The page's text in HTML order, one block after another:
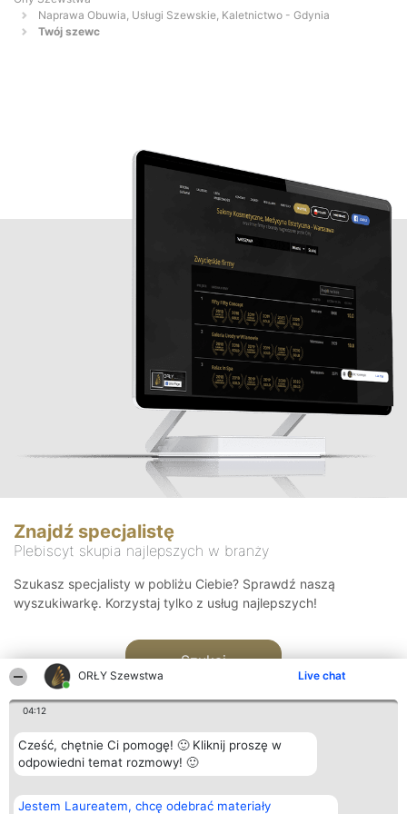
ORŁY Szewstwa Live chat
04:12
Cześć, chętnie Ci pomogę! 🙂 Kliknij proszę w
odpowiedni temat rozmowy! 🙂
Jestem Laureatem, chcę odebrać materiały
Naprawa Obuwia, Usługi Szewskie, Kaletnictwo - Gdynia
Twój szewc
Znajdź specjalistę
Plebiscyt skupia najlepszych w branży
Szukasz specjalisty w pobliżu Ciebie? Sprawdź naszą
wyszukiwarkę. Korzystaj tylko z usług najlepszych!
Szukaj
Organizator plebiscytu
Bright Side Solutions sp. z o.
Plebiscyt
Laureaci
Kontakt
Kontakt